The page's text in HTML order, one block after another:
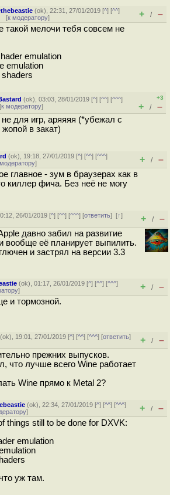
(ok), 22:31, 27/01/2019 [^] [^^]
[к модератору] + / –
такой мелочи тебя совсем не
emulation
emulation
shaders
(ok), 03:03, 28/01/2019 [^] [^^] [^^^]
к модератору]
+3
+ / –
для игр, аряяяя (*убежал с
в закат)
(ok), 19:18, 27/01/2019 [^] [^^] [^^^]
] + / –
главное - зум в браузерах как в
киллер фича. Без неё не могу
26/01/2019 [^] [^^] [^^^] [ответить][↑]
+ / –
давно забил на развитие
вообще её планирует выпилить.
и застрял на версии 3.3
(ok), 01:17, 26/01/2019 [^] [^^] [^^^]
] + / –
и тормозной.
(ok), 19:01, 27/01/2019 [^] [^^] [^^^] [ответить]
+ / –
прежних выпусков.
что лучше всего Wine работает
Wine прямо к Metal 2?
(ok), 22:34, 27/01/2019 [^] [^^] [^^^]
] + / –
things still to be done for DXVK:
emulation
уж там.